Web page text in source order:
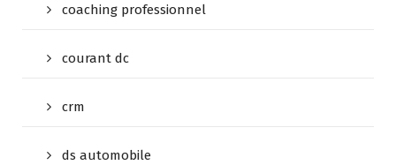
coaching professionnel
courant dc
crm
ds automobile